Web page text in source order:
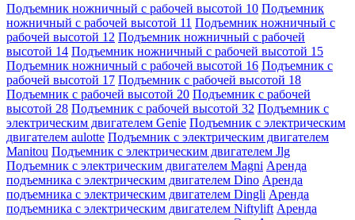
Подъемник ножничный с рабочей высотой 10 Подъемник
ножничный с рабочей высотой 11 Подъемник ножничный с
рабочей высотой 12 Подъемник ножничный с рабочей
высотой 14 Подъемник ножничный с рабочей высотой 15
Подъемник ножничный с рабочей высотой 16 Подъемник с
рабочей высотой 17 Подъемник с рабочей высотой 18
Подъемник с рабочей высотой 20 Подъемник с рабочей
высотой 28 Подъемник с рабочей высотой 32 Подъемник с
электрическим двигателем Genie Подъемник с электрическим
двигателем aulotte Подъемник с электрическим двигателем
Manitou Подъемник с электрическим двигателем Jlg
Подъемник с электрическим двигателем Magni Аренда
подъемника с электрическим двигателем Dino Аренда
подъемника с электрическим двигателем Dingli Аренда
подъемника с электрическим двигателем Niftylift Аренда